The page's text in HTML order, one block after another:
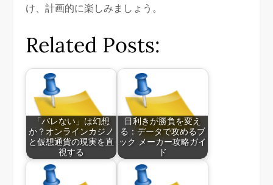
け、計画的に楽しみましょう。
Related Posts:
「バレない」は幻想
か？オンラインカジノ
と仮想通貨の現実を直
視する
目利きが勝負を変え
る：データで攻めるブ
ック メーカー攻略ガイ
ド